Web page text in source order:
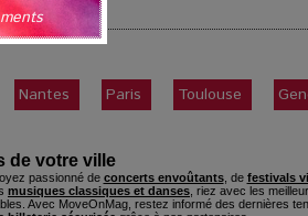
Nantes Paris Toulouse
de votre ville
passionné de concerts envoûtants, de festivals
musiques classiques et danses , riez avec les
Avec MoveOnMag, restez informé des dernières